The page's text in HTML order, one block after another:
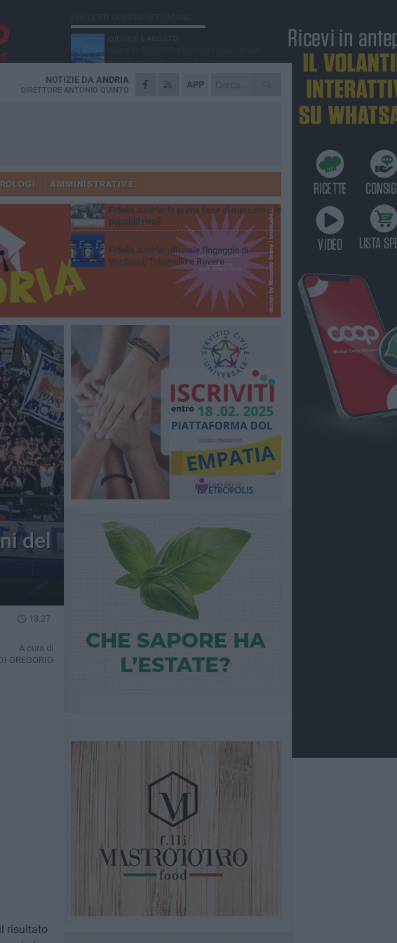
APP
NOTIZIE DA ANDRIA
DIRETTORE ANTONIO QUINTO
AMMINISTRATIVE
del
18.27
A cura di
GREGORIO
risultato
Fidelis Andria, si può fare...
VENERDÌ 31 LUGLIO
Fidelis Andria: squadra partita per il ritiro di
Fabio De Sanzo: "Quando ti chiama l'Andria
non puoi non rispondere".
SABATO 4 LUGLIO
Fidelis Andria: la prima fase di mercato e le
papabili rivali
MARTEDÌ 7 LUGLIO
Fidelis Andria: ufficiale l'ingaggio di
Verdosci, Tolomello e Rovere